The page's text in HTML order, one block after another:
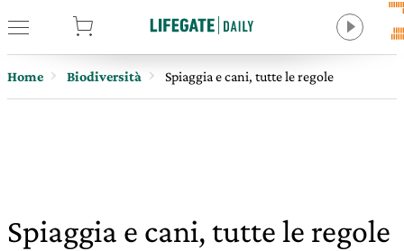
Home Biodiversità Spiaggia e cani, tutte le regole
Spiaggia e cani, tutte le regole